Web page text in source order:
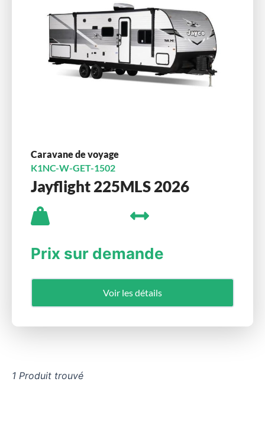
Caravane de voyage
K1NC-W-GET-1502
Jayflight 225MLS 2026
Prix sur demande
Voir les détails
1 Produit trouvé